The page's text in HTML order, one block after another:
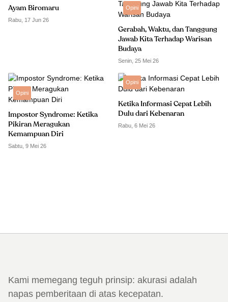
Ayam Biromaru
Rabu, 17 Jun 26
Opini
Gerabah, Waktu, dan Tanggung
Jawab Kita Terhadap Warisan
Budaya
Senin, 25 Mei 26
Opini
Impostor Syndrome: Ketika
Pikiran Meragukan
Kemampuan Diri
Sabtu, 9 Mei 26
Opini
Ketika Informasi Cepat Lebih
Dulu dari Kebenaran
Rabu, 6 Mei 26
Kami memegang teguh prinsip: akurasi adalah
napas pemberitaan di atas kecepatan.